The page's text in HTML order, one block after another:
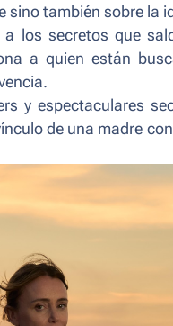
sino también sobre la
los secretos que
a quien están
y espectaculares
de una madre